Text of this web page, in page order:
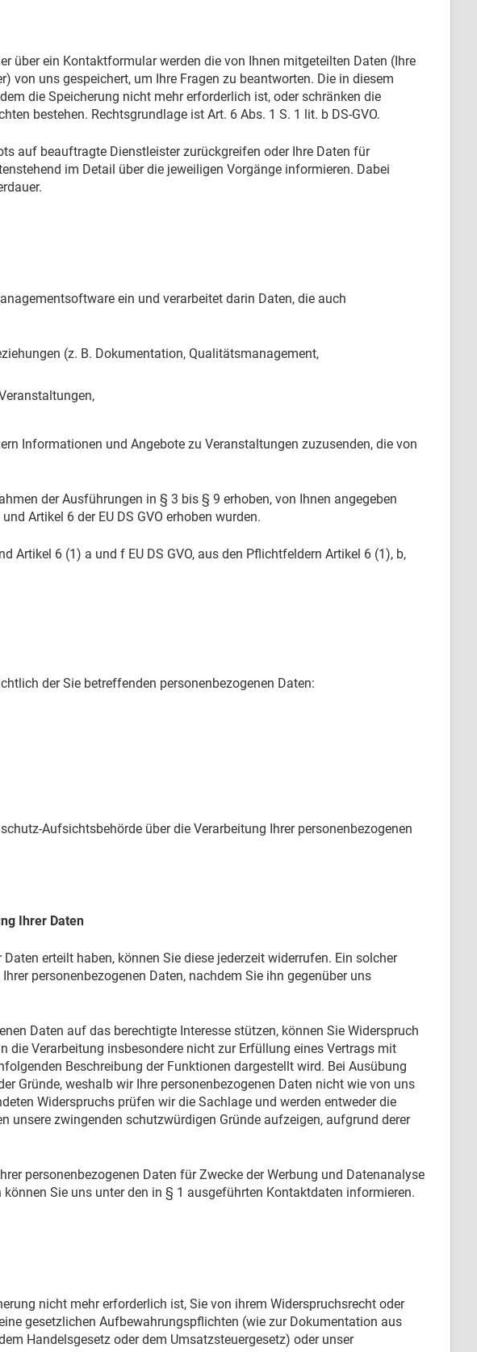
ein Kontaktformular werden die von Ihnen mitgeteilten Daten (Ihre
von uns gespeichert, um Ihre Fragen zu beantworten. Die in diesem
die Speicherung nicht mehr erforderlich ist, oder schränken die
bestehen. Rechtsgrundlage ist Art. 6 Abs. 1 S. 1 lit. b DS-GVO.
auf beauftragte Dienstleister zurückgreifen oder Ihre Daten für
im Detail über die jeweiligen Vorgänge informieren. Dabei
ein und verarbeitet darin Daten, die auch
(z. B. Dokumentation, Qualitätsmanagement,
Informationen und Angebote zu Veranstaltungen zuzusenden, die von
der Ausführungen in § 3 bis § 9 erhoben, von Ihnen angegeben
Artikel 6 der EU DS GVO erhoben wurden.
Artikel 6 (1) a und f EU DS GVO, aus den Pflichtfeldern Artikel 6 (1), b,
der Sie betreffenden personenbezogenen Daten:
Aufsichtsbehörde über die Verarbeitung Ihrer personenbezogenen
Ihrer Daten
erteilt haben, können Sie diese jederzeit widerrufen. Ein solcher
personenbezogenen Daten, nachdem Sie ihn gegenüber uns
Daten auf das berechtigte Interesse stützen, können Sie Widerspruch
die Verarbeitung insbesondere nicht zur Erfüllung eines Vertrags mit
Beschreibung der Funktionen dargestellt wird. Bei Ausübung
Gründe, weshalb wir Ihre personenbezogenen Daten nicht wie von uns
Widerspruchs prüfen wir die Sachlage und werden entweder die
unsere zwingenden schutzwürdigen Gründe aufzeigen, aufgrund derer
personenbezogenen Daten für Zwecke der Werbung und Datenanalyse
Sie uns unter den in § 1 ausgeführten Kontaktdaten informieren.
nicht mehr erforderlich ist, Sie von ihrem Widerspruchsrecht oder
gesetzlichen Aufbewahrungspflichten (wie zur Dokumentation aus
Handelsgesetz oder dem Umsatzsteuergesetz) oder unser